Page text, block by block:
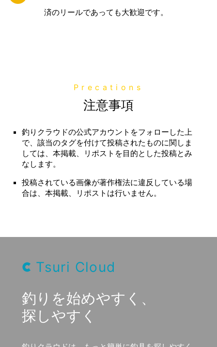
済のリールであっても大歓迎です。
Precations
注意事項
釣りクラウドの公式アカウントをフォローした上
で、該当のタグを付けて投稿されたものに関しま
しては、本掲載、リポストを目的とした投稿とみ
なします。
投稿されている画像が著作権法に違反している場
合は、本掲載、リポストは行いません。
Tsuri Cloud
釣りを始めやすく、
探しやすく